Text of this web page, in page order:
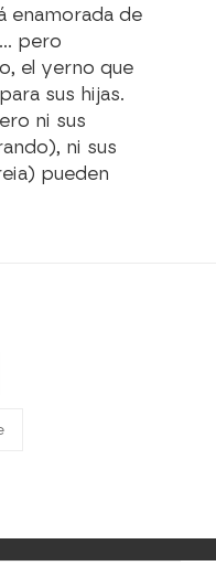
enamorada de
pero
el yerno que
sus hijas.
ni sus
ni sus
pueden